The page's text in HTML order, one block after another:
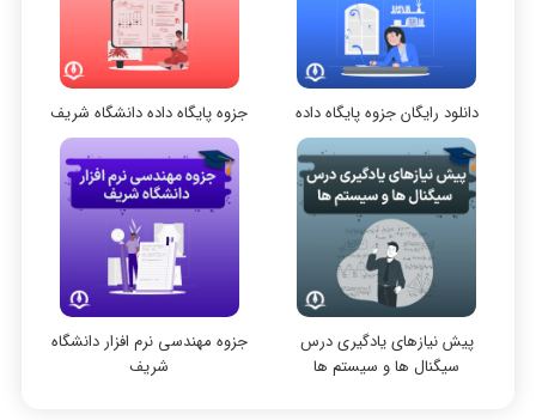
نظر رتبه 12 کنکور ارشد کامپیوتر 1401 نظر رتبه 24: خیلی کامل و جامع است
فیلم‌ها بی نظیر بود نظر رتبه 45: کیفیت فیلم ها خوب بودن
مقاله نویسی
پایگاه داده
الکترونیک دیجیتال
سیستم عامل
نظریه زبانها
سیگنال و سیستمها
دانلود رایگان جزوه پایگاه داده جزوه پایگاه داده دانشگاه شریف
پیش‌ نیازهای یادگیری درس
سیگنال‌ ها و سیستم‌ ها
جزوه مهندسی نرم افزار دانشگاه
شریف